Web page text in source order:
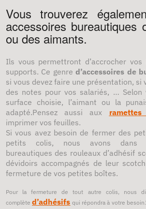
Vous trouverez
accessoires bureautiques
ou des aimants.
Ils vous permettront d’accrocher
supports. Ce genred’accessoires de
si vous devez faire une présentation, si
des notes pour vos salariés, …
surface choisie, l’aimant ou la
adapté.Pensez aussi aux
imprimer vos feuilles.
Si vous avez besoin de fermer des
petits colis, nous avons dans
bureautiques des rouleaux d’adhésif
dévidoirs accompagnés de leur
fermeture de vos petites boîtes.
Pour la fermeture de tout autre colis, nous
complète d’adhésifs qui répondra à votre